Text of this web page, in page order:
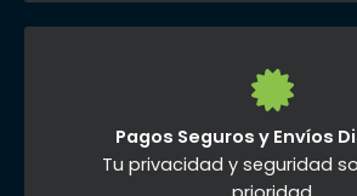
Pagos Seguros y Envíos
Tu privacidad y seguridad